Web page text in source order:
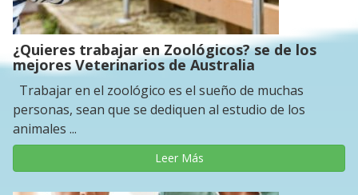
¿Quieres trabajar en Zoológicos? se de los
mejores Veterinarios de Australia
Trabajar en el zoológico es el sueño de muchas
personas, sean que se dediquen al estudio de los
animales ...
Leer Más